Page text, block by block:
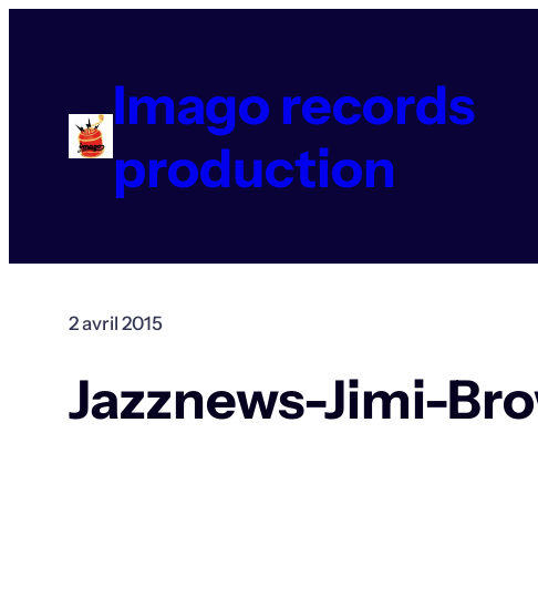
Imago records
production
2 avril 2015
Jazznews-Jimi-